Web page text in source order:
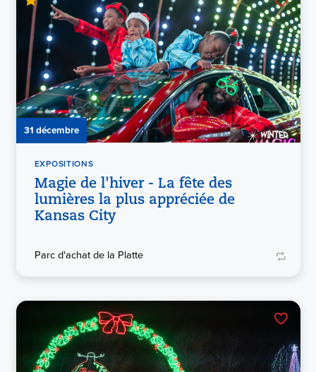
31 décembre
EXPOSITIONS
Magie de l'hiver - La fête des
lumières la plus appréciée de
Kansas City
Parc d'achat de la Platte